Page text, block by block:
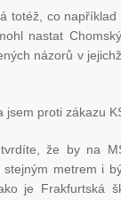
totéž, co například
nastat
názorů v
proti zákazu
že by na
metrem i
je Frakfurtská